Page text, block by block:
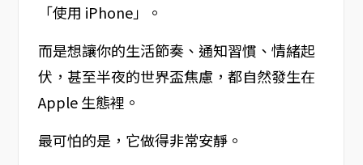
「使用 iPhone」。
而是想讓你的生活節奏、通知習慣、情緒起
伏，甚至半夜的世界盃焦慮，都自然發生在
Apple 生態裡。
最可怕的是，它做得非常安靜。